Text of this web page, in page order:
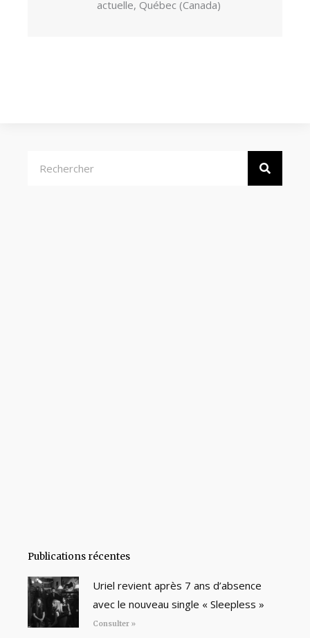
actuelle, Québec (Canada)
Publications récentes
Uriel revient après 7 ans d’absence
avec le nouveau single « Sleepless »
Consulter »